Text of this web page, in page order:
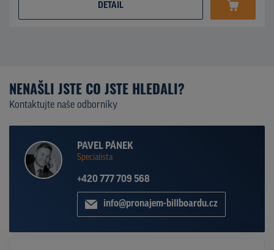
DETAIL
NENAŠLI JSTE CO JSTE HLEDALI?
Kontaktujte naše odborníky
PAVEL PÁNEK
Specialista
+420 777 709 568
info@pronajem-billboardu.cz